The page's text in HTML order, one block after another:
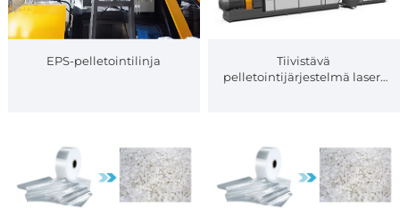
EPS-pelletointilinja
Tiivistävä
pelletointijärjestelmä laser-